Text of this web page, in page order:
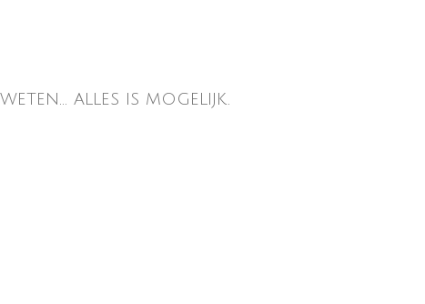
alles is mogelijk.